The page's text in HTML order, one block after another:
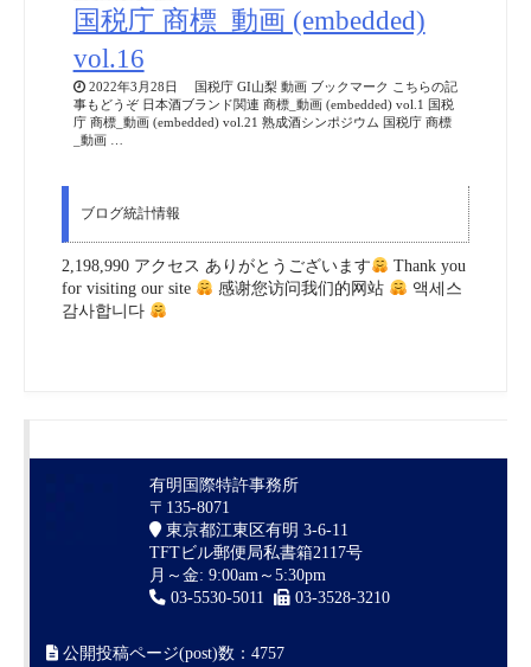
国税庁 商標_動画 (embedded)
vol.16
2022年3月28日 国税庁 GI山梨 動画 ブックマーク こちらの記
事もどうぞ 日本酒ブランド関連 商標_動画 (embedded) vol.1 国税
庁 商標_動画 (embedded) vol.21 熟成酒シンポジウム 国税庁 商標
_動画 …
ブログ統計情報
2,198,990 アクセス ありがとうございます
Thank you
for visiting our site
感谢您访问我们的网站
액세스
감사합니다
有明国際特許事務所
〒135-8071
東京都江東区有明 3-6-11
TFTビル郵便局私書箱2117号
月～金: 9:00am～5:30pm
03-5530-5011
03-3528-3210
公開投稿ページ(post)数：4757